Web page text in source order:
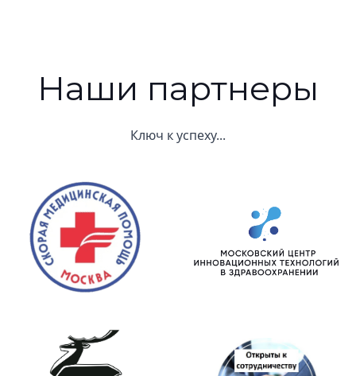
Наши партнеры
Ключ к успеху...